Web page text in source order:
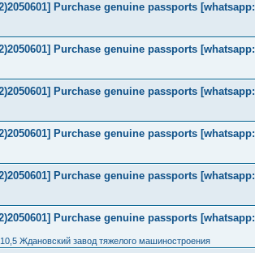
Purchase genuine passports [whatsapp:
Purchase genuine passports [whatsapp:
Purchase genuine passports [whatsapp:
Purchase genuine passports [whatsapp:
Purchase genuine passports [whatsapp:
Purchase genuine passports [whatsapp:
Ждановский завод тяжелого машиностроения